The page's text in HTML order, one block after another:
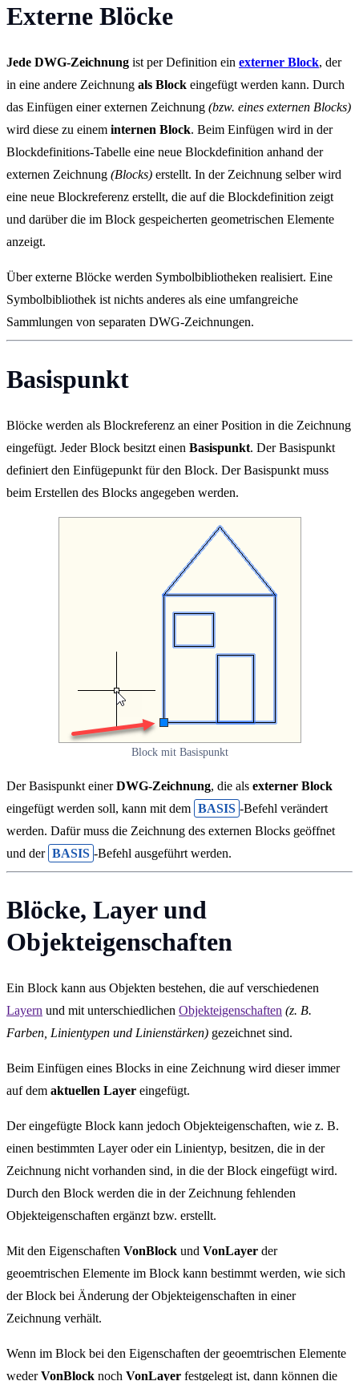
Externe Blöcke
Jede DWG-Zeichnung ist per Definition ein externer Block, der
in eine andere Zeichnung als Block eingefügt werden kann. Durch
das Einfügen einer externen Zeichnung (bzw. eines externen Blocks)
wird diese zu einem internen Block. Beim Einfügen wird in der
Blockdefinitions-Tabelle eine neue Blockdefinition anhand der
externen Zeichnung (Blocks) erstellt. In der Zeichnung selber wird
eine neue Blockreferenz erstellt, die auf die Blockdefinition zeigt
und darüber die im Block gespeicherten geometrischen Elemente
anzeigt.
Über externe Blöcke werden Symbolbibliotheken realisiert. Eine
Symbolbibliothek ist nichts anderes als eine umfangreiche
Sammlungen von separaten DWG-Zeichnungen.
Basispunkt
Blöcke werden als Blockreferenz an einer Position in die Zeichnung
eingefügt. Jeder Block besitzt einen Basispunkt. Der Basispunkt
definiert den Einfügepunkt für den Block. Der Basispunkt muss
beim Erstellen des Blocks angegeben werden.
Block mit Basispunkt
Der Basispunkt einerDWG-Zeichnung, die als externer Block
eingefügt werden soll, kann mit dem BASIS -Befehl verändert
werden. Dafür muss die Zeichnung des externen Blocks geöffnet
und der BASIS -Befehl ausgeführt werden.
Blöcke, Layer und
Objekteigenschaften
Ein Block kann aus Objekten bestehen, die auf verschiedenen
Layern und mit unterschiedlichen Objekteigenschaften (z. B.
Farben, Linientypen und Linienstärken) gezeichnet sind.
Beim Einfügen eines Blocks in eine Zeichnung wird dieser immer
auf dem aktuellen Layer eingefügt.
Der eingefügte Block kann jedoch Objekteigenschaften, wie z. B.
einen bestimmten Layer oder ein Linientyp, besitzen, die in der
Zeichnung nicht vorhanden sind, in die der Block eingefügt wird.
Durch den Block werden die in der Zeichnung fehlenden
Objekteigenschaften ergänzt bzw. erstellt.
Mit den Eigenschaften VonBlock und VonLayer der
geoemtrischen Elemente im Block kann bestimmt werden, wie sich
der Block bei Änderung der Objekteigenschaften in einer
Zeichnung verhält.
Wenn im Block bei den Eigenschaften der geoemtrischen Elemente
wederVonBlock noch VonLayer festgelegt ist, dann können die